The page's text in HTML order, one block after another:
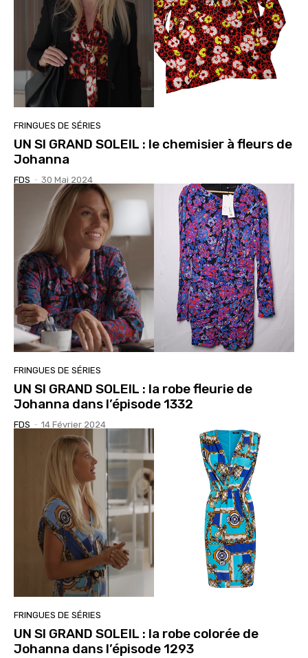
FRINGUES DE SÉRIES
UN SI GRAND SOLEIL : le chemisier à fleurs de
Johanna
FDS - 30 Mai 2024
FRINGUES DE SÉRIES
UN SI GRAND SOLEIL : la robe fleurie de
Johanna dans l’épisode 1332
FDS - 14 Février 2024
FRINGUES DE SÉRIES
UN SI GRAND SOLEIL : la robe colorée de
Johanna dans l’épisode 1293